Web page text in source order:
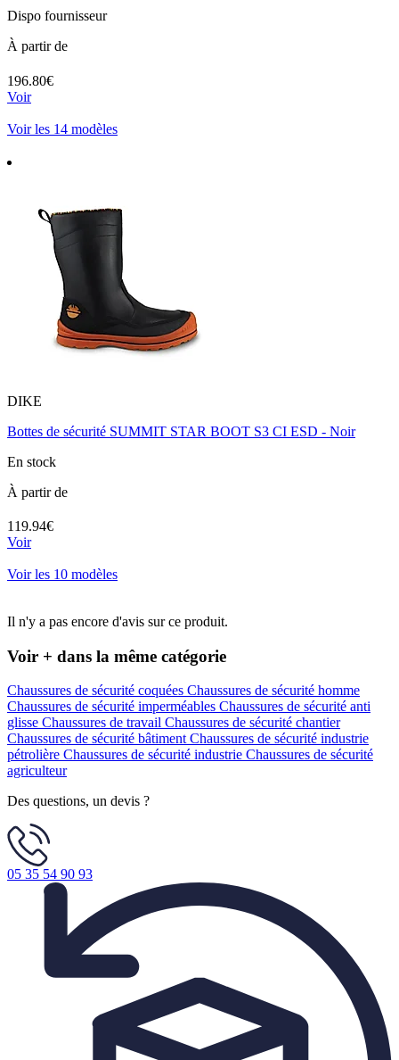
Dispo fournisseur
À partir de
196.80€
Voir
Voir les 14 modèles
DIKE
Bottes de sécurité SUMMIT STAR BOOT S3 CI ESD - Noir
En stock
À partir de
119.94€
Voir
Voir les 10 modèles
Il n'y a pas encore d'avis sur ce produit.
Voir + dans la même catégorie
Chaussures de sécurité coquées Chaussures de sécurité homme
Chaussures de sécurité imperméables Chaussures de sécurité anti
glisse Chaussures de travail Chaussures de sécurité chantier
Chaussures de sécurité bâtimentChaussures de sécurité industrie
pétrolière Chaussures de sécurité industrie Chaussures de sécurité
agriculteur
Des questions, un devis ?
05 35 54 90 93